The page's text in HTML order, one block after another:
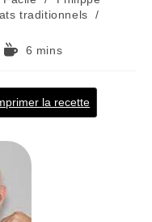
traditionnels
/
Temps6 mins
la recette